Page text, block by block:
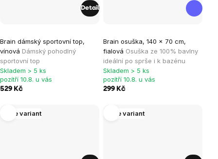
Brain dámský sportovní top,
vínová Dámský pohodlný
sportovní top
hodnocení
produktu
je
0,0
z
hvězdiček.
Skladem > 5 ks
pozítří 10.8. u vás
529 Kč
Detail
Brain osuška, 140 x 70 cm,
fialová Osuška ze 100% bavlny
ideální po sprše i k bazénu
Skladem > 5 ks
pozítří 10.8. u vás
299 Kč
Více variant Více variant